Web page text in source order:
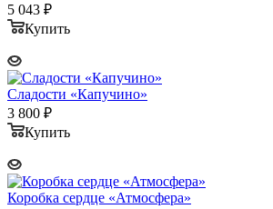
5 043 ₽
Купить
Сладости «Капучино»
3 800 ₽
Купить
Коробка сердце «Атмосфера»